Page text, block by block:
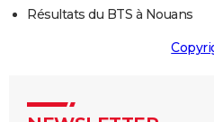
Résultats du BTS à Nouans